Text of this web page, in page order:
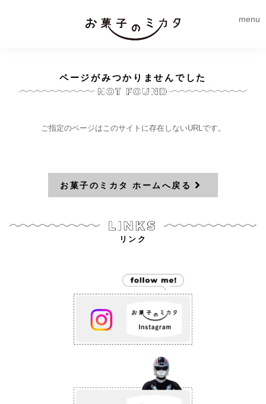
menu
ページがみつかりませんでした
ご指定のページはこのサイトに存在しないURLです。
お菓子のミカタ ホームへ戻る
リンク